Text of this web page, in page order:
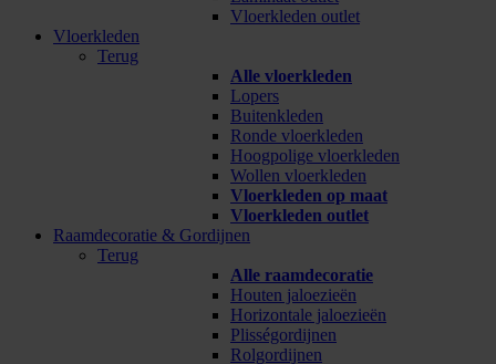
Vloerkleden outlet
Vloerkleden
Terug
Alle vloerkleden
Lopers
Buitenkleden
Ronde vloerkleden
Hoogpolige vloerkleden
Wollen vloerkleden
Vloerkleden op maat
Vloerkleden outlet
Raamdecoratie & Gordijnen
Terug
Alle raamdecoratie
Houten jaloezieën
Horizontale jaloezieën
Plisségordijnen
Rolgordijnen